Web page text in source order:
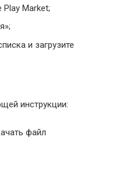
Play Market;
и загрузите
инструкции:
файл